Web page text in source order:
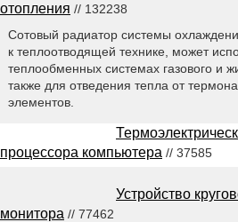
отопления // 132238
Сотовый радиатор системы
к теплоотводящей технике, может
теплообменных системах газового и
также для отведения тепла от
элементов.
процессора компьютера // 37585
Устройство
монитора // 77462